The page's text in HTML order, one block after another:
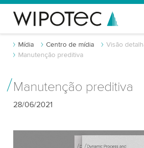
Mídia Centro de mídia
Visão
Manutenção preditiva
Manutenção preditiva
28/06/2021